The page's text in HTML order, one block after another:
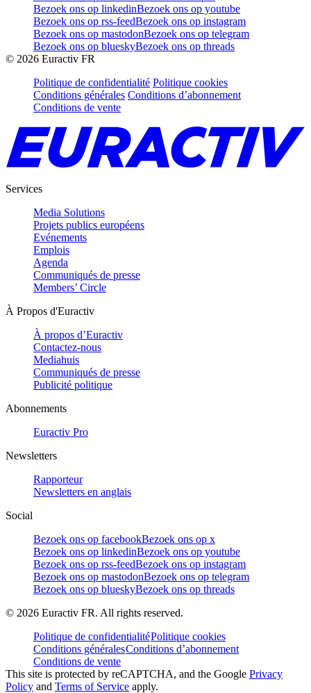
Bezoek ons op linkedinBezoek ons op youtube
Bezoek ons op rss-feedBezoek ons op instagram
Bezoek ons op mastodonBezoek ons op telegram
Bezoek ons op blueskyBezoek ons op threads
© 2026 Euractiv FR
Politique de confidentialité Politique cookies
Conditions générales Conditions d’abonnement
Conditions de vente
Services
Media Solutions
Projets publics européens
Evénements
Emplois
Agenda
Communiqués de presse
Members’ Circle
À Propos d'Euractiv
À propos d’Euractiv
Contactez-nous
Mediahuis
Communiqués de presse
Publicité politique
Abonnements
Euractiv Pro
Newsletters
Rapporteur
Newsletters en anglais
Social
Bezoek ons op facebookBezoek ons op x
Bezoek ons op linkedinBezoek ons op youtube
Bezoek ons op rss-feedBezoek ons op instagram
Bezoek ons op mastodonBezoek ons op telegram
Bezoek ons op blueskyBezoek ons op threads
© 2026 Euractiv FR. All rights reserved.
Politique de confidentialitéPolitique cookies
Conditions généralesConditions d’abonnement
Conditions de vente
This site is protected by reCAPTCHA, and the Google Privacy
Policy and Terms of Service apply.